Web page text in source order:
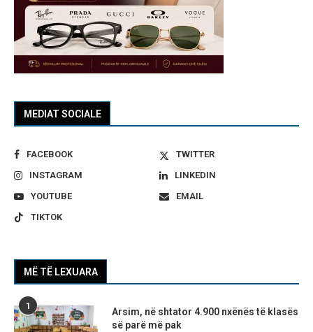
MEDIAT SOCIALE
FACEBOOK
TWITTER
INSTAGRAM
LINKEDIN
YOUTUBE
EMAIL
TIKTOK
MË TË LEXUARA
1
Arsim, në shtator 4.900 nxënës të klasës
së parë më pak